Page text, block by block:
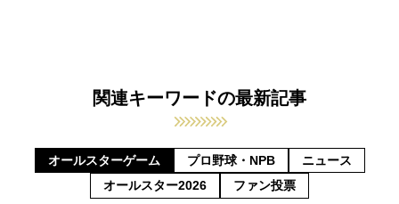
関連キーワードの最新記事
オールスターゲーム プロ野球・NPB
ニュース
オールスター2026
ファン投票